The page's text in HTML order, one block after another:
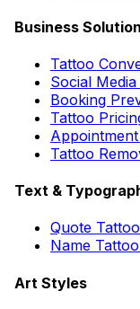
Business
Tattoo
Social
Booking
Tattoo
Tattoo
Text &
Quote
Name
Art Styles